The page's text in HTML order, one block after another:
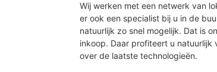
Wij werken met een netwerk van
er ook een specialist bij u in de
natuurlijk zo snel mogelijk. Dat is
inkoop. Daar profiteert u natuurlijk
over de laatste technologieën.